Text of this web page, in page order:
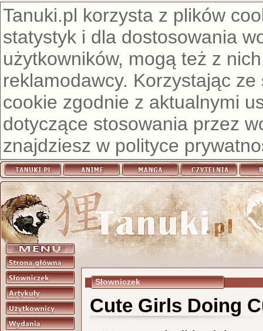
Tanuki.pl korzysta z plików
statystyk i dla dostosowania
użytkowników, mogą też z
reklamodawcy. Korzystając
cookie zgodnie z aktualnymi
dotyczące stosowania przez
znajdziesz w polityce
Słowniczek
Cute Girls Doing